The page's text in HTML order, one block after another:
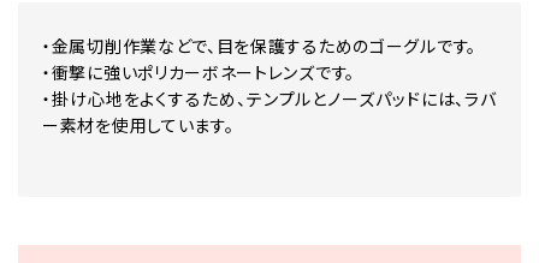
・金属切削作業などで、目を保護するためのゴーグルです。
・衝撃に強いポリカーボネートレンズです。
・掛け心地をよくするため、テンプルとノーズパッドには、ラバ
ー素材を使用しています。